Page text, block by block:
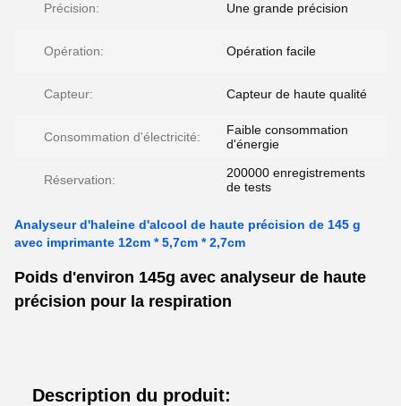
Précision: Une grande précision
Opération: Opération facile
Capteur: Capteur de haute qualité
Consommation d'électricité:
Faible consommation
d'énergie
Réservation:
200000 enregistrements
de tests
Analyseur d'haleine d'alcool de haute précision de 145 g
avec imprimante 12cm * 5,7cm * 2,7cm
Poids d'environ 145g avec analyseur de haute
précision pour la respiration
Description du produit: